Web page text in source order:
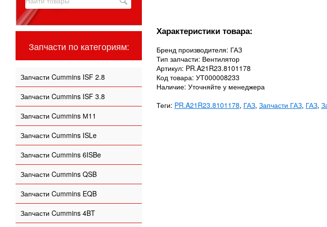
Запчасти по категориям:
Запчасти Cummins ISF 2.8
Запчасти Cummins ISF 3.8
Запчасти Cummins М11
Запчасти Cummins ISLe
Запчасти Cummins 6ISBe
Запчасти Cummins QSB
Запчасти Cummins EQB
Запчасти Cummins 4BT
Характеристики товара:
Бренд производителя: ГАЗ
Тип запчасти: Вентилятор
Артикул: PR.A21R23.8101178
Код товара: УТ000008233
Наличие: Уточняйте у менеджера
Теги: PR.A21R23.8101178, ГАЗ, Запчасти ГАЗ, ГАЗ,